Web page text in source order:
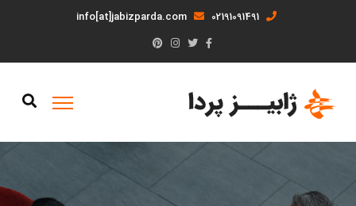
02191091491
info[at]jabizparda.com